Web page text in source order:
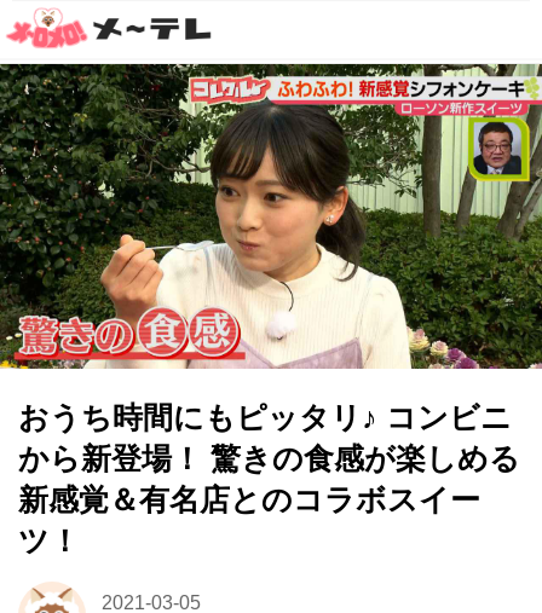
おうち時間にもピッタリ♪ コンビニ
から新登場！ 驚きの食感が楽しめる
新感覚＆有名店とのコラボスイー
ツ！
2021-03-05